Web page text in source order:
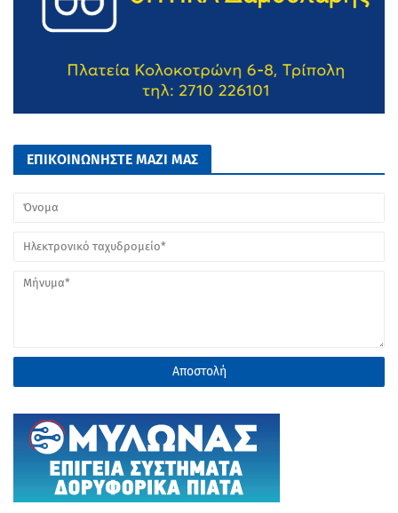
ΕΠΙΚΟΙΝΩΝΗΣΤΕ ΜΑΖΙ ΜΑΣ